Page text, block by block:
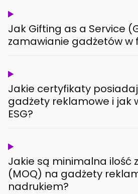
Jak Gifting as a Service
zamawianie gadżetów w
Jakie certyfikaty
gadżety reklamowe i jak
ESG?
Jakie są minimalna ilość
(MOQ) na gadżety
nadrukiem?